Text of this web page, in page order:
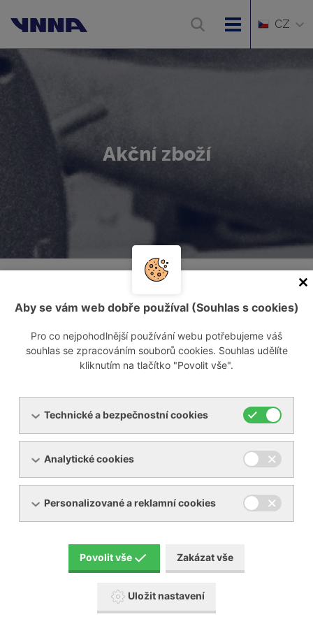
CZ
Akční zboží
Připravujeme
Menu
Produkty
Pronájem zařízení
Servis
Reference
Akční zboží
Popis piktogramů návodů BECKER
Aby se vám web dobře používal (Souhlas s cookies)
Pro co nejpohodlnější používání webu potřebujeme váš
souhlas se zpracováním souborů cookies. Souhlas udělíte
kliknutím na tlačítko "Povolit vše".
Technické a bezpečnostní cookies
Analytické cookies
Personalizované a reklamní cookies
Povolit vše Zakázat vše
Uložit nastavení